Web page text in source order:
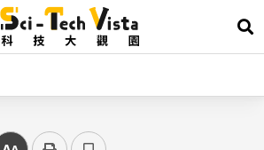
展